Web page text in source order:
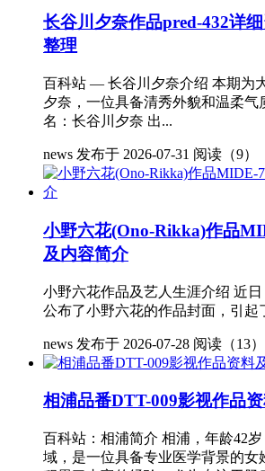
长谷川夕奈作品pred-432详
整理
百科站 — 长谷川夕奈介绍 本期为
夕奈，一位具备清秀外貌和温柔气
名：长谷川夕奈 出...
news 发布于 2026-07-31 阅读（9）
小野六花(Ono-Rikka)作品
及内容简介
小野六花作品及艺人生涯介绍 近
公布了小野六花的作品封面，引起
news 发布于 2026-07-28 阅读（13）
相浦品番DTT-009影视作品
百科站：相浦简介 相浦，年龄42
域，是一位具备专业医学背景的女